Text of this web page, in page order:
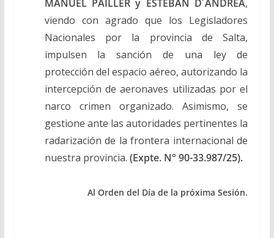
MANUEL PAILLER y ESTEBAN D´ANDREA,
viendo con agrado que los Legisladores
Nacionales por la provincia de Salta,
impulsen la sanción de una ley de
protección del espacio aéreo, autorizando la
intercepción de aeronaves utilizadas por el
narco crimen organizado. Asimismo, se
gestione ante las autoridades pertinentes la
radarización de la frontera internacional de
nuestra provincia. (Expte.N° 90-33.987/25).
Al Orden del Día de la próxima Sesión.